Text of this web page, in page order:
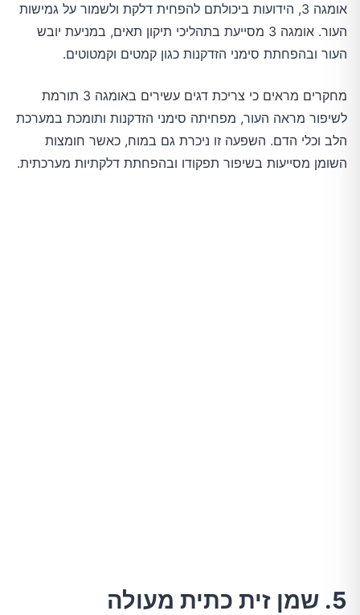
אומגה 3, הידועות ביכולתם להפחית דלקת ולשמור על גמישות
העור. אומגה 3 מסייעת בתהליכי תיקון תאים, במניעת יובש
העור ובהפחתת סימני הזדקנות כגון קמטים וקמטוטים.
מחקרים מראים כי צריכת דגים עשירים באומגה 3 תורמת
לשיפור מראה העור, מפחיתה סימני הזדקנות ותומכת במערכת
הלב וכלי הדם. השפעה זו ניכרת גם במוח, כאשר חומצות
השומן מסייעות בשיפור תפקודו ובהפחתת דלקתיות מערכתית.
5. שמן זית כתית מעולה